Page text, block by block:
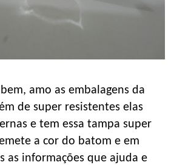
amo as embalagens da
de super resistentes elas
e tem essa tampa super
a cor do batom e em
as informações que ajuda e